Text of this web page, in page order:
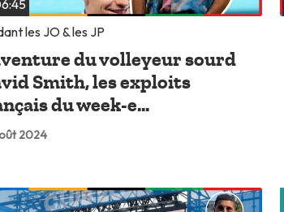
les JO & les JP
du volleyeur sourd
Smith, les exploits
du week-e...
2024
plus tard